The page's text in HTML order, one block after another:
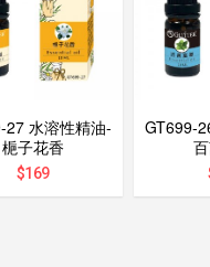
27 水溶性精油-
梔子花香
$169
GT699-